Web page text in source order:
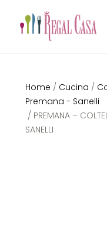
Home / Cucina /
Premana - Sanelli
/ PREMANA –
SANELLI